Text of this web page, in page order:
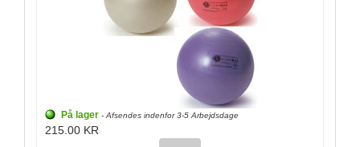
På lager - Afsendes indenfor 3-5 Arbejdsdage
215.00 KR